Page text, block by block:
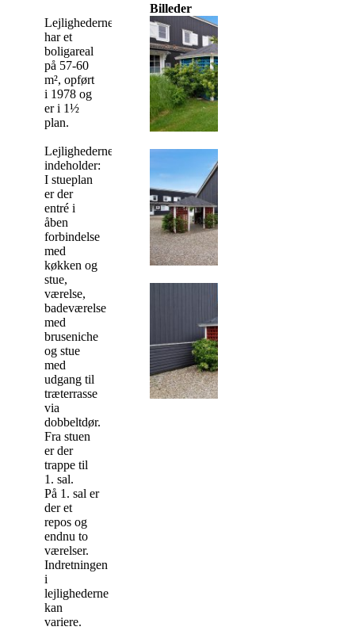
Lejlighederne
har et
boligareal
på 57-60
m², opført
i 1978 og
er i 1½
plan.
Lejlighederne
indeholder:
I stueplan
er der
entré i
åben
forbindelse
med
køkken og
stue,
værelse,
badeværelse
med
bruseniche
og stue
med
udgang til
træterrasse
via
dobbeltdør.
Fra stuen
er der
trappe til
1. sal.
På 1. sal er
der et
repos og
endnu to
værelser.
Indretningen
i
lejlighederne
kan
variere.
Billeder